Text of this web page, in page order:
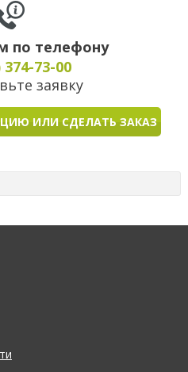
по телефону
374-73-00
заявку
ИЛИ СДЕЛАТЬ ЗАКАЗ